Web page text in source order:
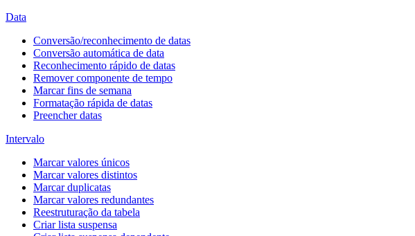
Data
Conversão/reconhecimento de datas
Conversão automática de data
Reconhecimento rápido de datas
Remover componente de tempo
Marcar fins de semana
Formatação rápida de datas
Preencher datas
Intervalo
Marcar valores únicos
Marcar valores distintos
Marcar duplicatas
Marcar valores redundantes
Reestruturação da tabela
Criar lista suspensa